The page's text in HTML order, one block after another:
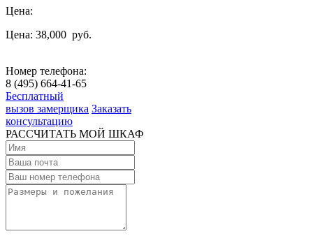
Цена:
Цена: 38,000 руб.
Номер телефона:
8 (495) 664-41-65
Бесплатный
вызов замерщика Заказать
консультацию
РАССЧИТАТЬ МОЙ ШКАФ